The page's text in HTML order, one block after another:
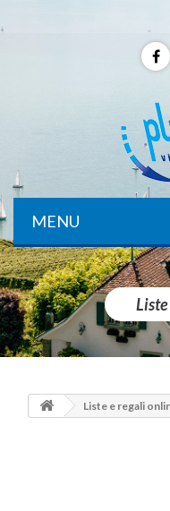
f
MENU
Liste e regali